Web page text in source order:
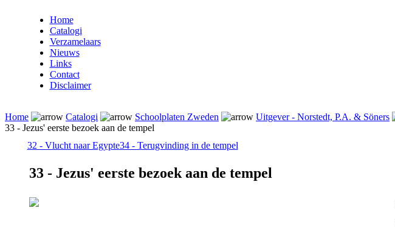
Home
Catalogi
Verzamelaars
Nieuws
Links
Contact
Disclaimer
Home Catalogi Schoolplaten Zweden Uitgever - Norstedt, P.A. & Söners
33 - Jezus' eerste bezoek aan de tempel
32 - Vlucht naar Egypte34 - Terugvinding in de tempel
33 - Jezus' eerste bezoek aan de tempel